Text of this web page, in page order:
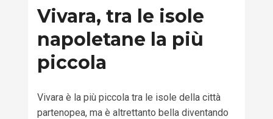
Vivara, tra le isole
napoletane la più
piccola
Vivara è la più piccola tra le isole della città
partenopea, ma è altrettanto bella diventando